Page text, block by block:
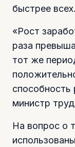
быстрее всех.
«Рост
раза
тот же
способность
министр
На вопрос о